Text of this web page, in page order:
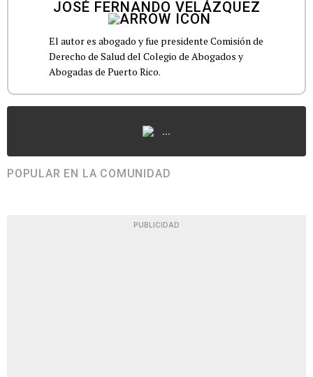
JOSÉ FERNANDO VELÁZQUEZ
El autor es abogado y fue presidente Comisión de
Derecho de Salud del Colegio de Abogados y
Abogadas de Puerto Rico.
...
POPULAR EN LA COMUNIDAD
PUBLICIDAD